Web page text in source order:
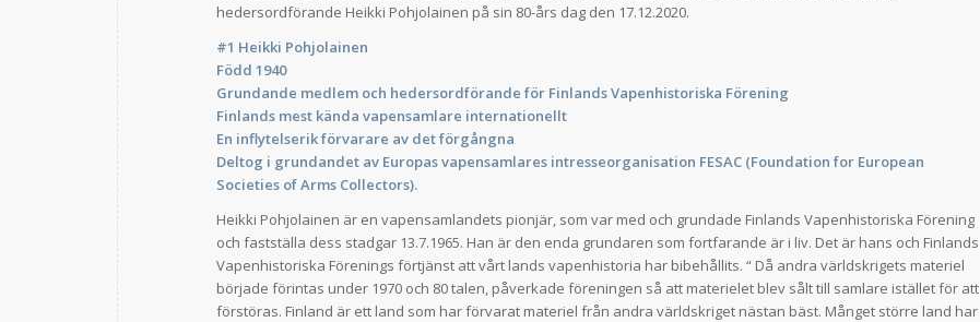
hedersordförande Heikki Pohjolainen på sin 80-års dag den 17.12.2020.
#1 Heikki Pohjolainen
Född 1940
Grundande medlem och hedersordförande för Finlands Vapenhistoriska Förening
Finlands mest kända vapensamlare internationellt
En inflytelserik förvarare av det förgångna
Deltog i grundandet av Europas vapensamlares intresseorganisation FESAC (Foundation for European
Societies of Arms Collectors).
Heikki Pohjolainen är en vapensamlandets pionjär, som var med och grundade Finlands Vapenhistoriska Förening
och fastställa dess stadgar 13.7.1965. Han är den enda grundaren som fortfarande är i liv. Det är hans och Finlands
Vapenhistoriska Förenings förtjänst att vårt lands vapenhistoria har bibehållits. “ Då andra världskrigets materiel
började förintas under 1970 och 80 talen, påverkade föreningen så att materielet blev sålt till samlare istället för att
förstöras. Finland är ett land som har förvarat materiel från andra världskriget nästan bäst. Månget större land har